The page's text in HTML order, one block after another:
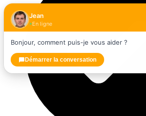
Jean
En ligne
Bonjour, comment puis-je vous aider ?
Démarrer la conversation